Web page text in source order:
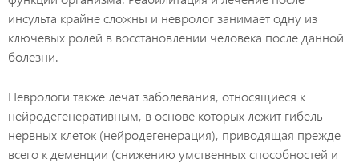
инсульта крайне сложны и невролог занимает одну из
ключевых ролей в восстановлении человека после данной
болезни.
Неврологи также лечат заболевания, относящиеся к
нейродегенеративным, в основе которых лежит гибель
нервных клеток (нейродегенерация), приводящая прежде
всего к деменции (снижению умственных способностей и